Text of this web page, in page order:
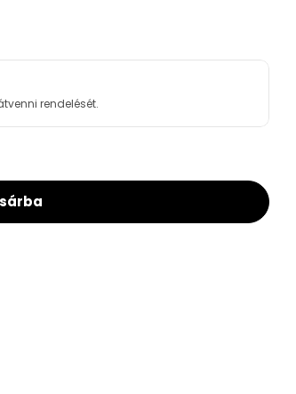
rendelését.
Elzáró Csappal
Csatlakozó, Elzáró